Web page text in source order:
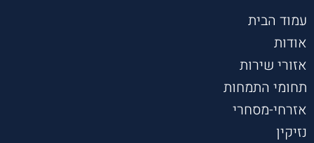
עמוד הבית
אודות
אזורי שירות
תחומי התמחות
אזרחי-מסחרי
נזיקין